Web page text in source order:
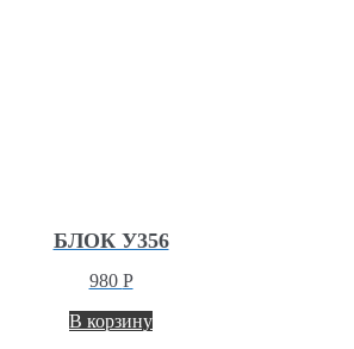
БЛОК У356
980 Р
В корзину